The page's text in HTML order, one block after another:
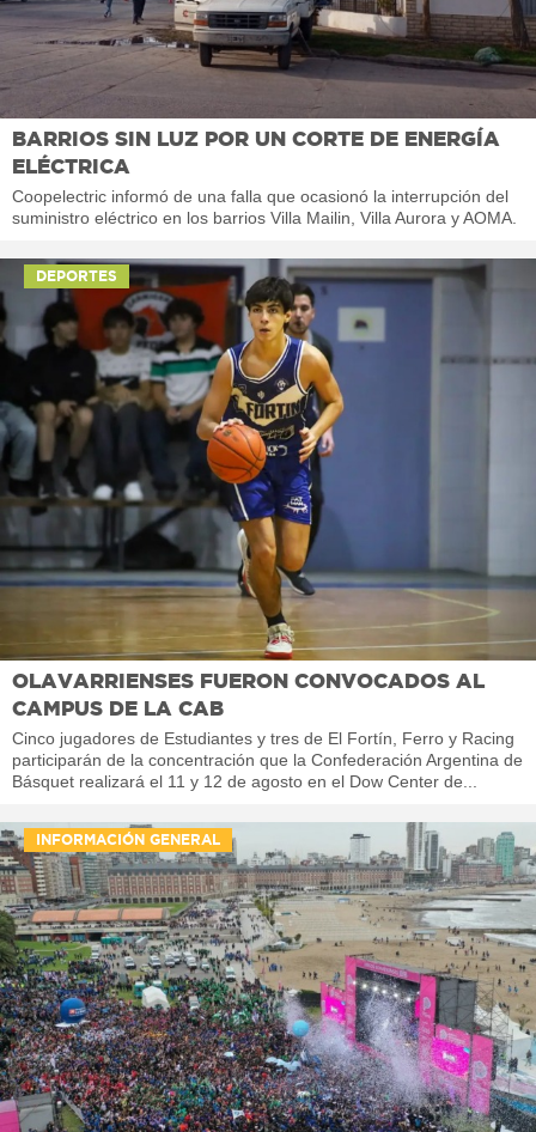
BARRIOS SIN LUZ POR UN CORTE DE ENERGÍA
ELÉCTRICA
Coopelectric informó de una falla que ocasionó la interrupción del
suministro eléctrico en los barrios Villa Mailin, Villa Aurora y AOMA.
DEPORTES
OLAVARRIENSES FUERON CONVOCADOS AL
CAMPUS DE LA CAB
Cinco jugadores de Estudiantes y tres de El Fortín, Ferro y Racing
participarán de la concentración que la Confederación Argentina de
Básquet realizará el 11 y 12 de agosto en el Dow Center de...
INFORMACIÓN GENERAL